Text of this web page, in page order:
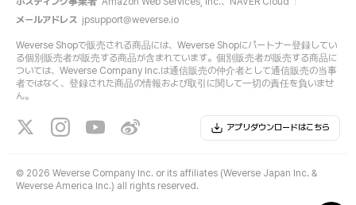
メールアドレス jpsupport@weverse.io
Weverse Shopで販売される商品には、Weverse Shopにパートナー登録してい
る個別販売者が販売する商品が含まれています。個別販売者が販売する商品に
ついては、Weverse Company Inc.は通信販売の仲介者として通信販売の当事
者ではなく、登録された商品の情報および取引に関して一切の責任を負いませ
ん。
アプリダウンロードはこちら
© 2026 Weverse Company Inc. or its affiliates (Weverse Japan Inc. &
Weverse America Inc.) all rights reserved.